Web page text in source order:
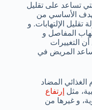
تساعد على تقليل
الأساسي من
تقليل الإلتهابات. و
المفاصل و
التغييرات
تساعد المريض في
الغذائي المضاد
مثل إرتفاع
و غيرها من